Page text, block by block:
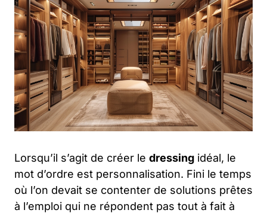
Lorsqu’il s’agit de créer le dressing idéal, le
mot d’ordre est personnalisation. Fini le temps
où l’on devait se contenter de solutions prêtes
à l’emploi qui ne répondent pas tout à fait à